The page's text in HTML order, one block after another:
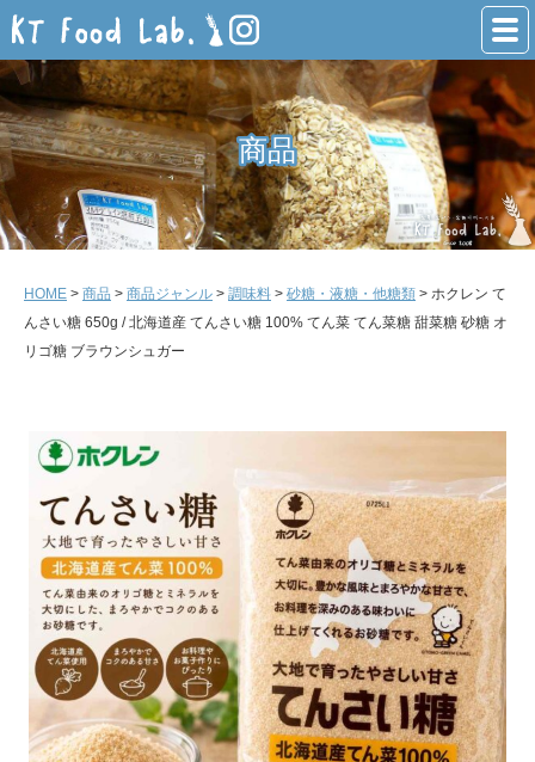
商品
商品
HOME > 商品 > 商品ジャンル > 調味料 > 砂糖・液糖・他糖類 > ホクレン て
んさい糖 650g / 北海道産 てんさい糖 100% てん菜 てん菜糖 甜菜糖 砂糖 オ
リゴ糖 ブラウンシュガー